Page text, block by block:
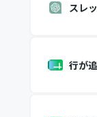
スレ
行が